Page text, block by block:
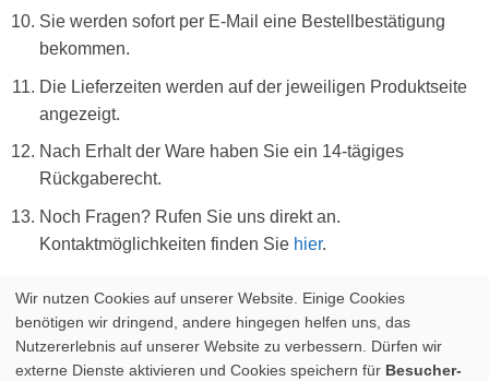
Sie werden sofort per E-Mail eine Bestellbestätigung
bekommen.
Die Lieferzeiten werden auf der jeweiligen Produktseite
angezeigt.
Nach Erhalt der Ware haben Sie ein 14-tägiges
Rückgaberecht.
Noch Fragen? Rufen Sie uns direkt an.
Kontaktmöglichkeiten finden Sie hier.
Wir nutzen Cookies auf unserer Website. Einige Cookies
benötigen wir dringend, andere hingegen helfen uns, das
Nutzererlebnis auf unserer Website zu verbessern. Dürfen wir
externe Dienste aktivieren und Cookies speichern für Besucher-